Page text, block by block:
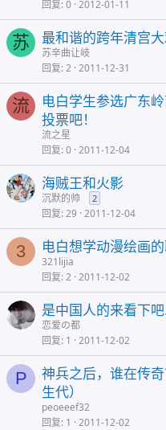
回复 0 2012-01-11
苏 最和谐的跨年清宫
苏辛曲让岐
回复 2 2011-12-31
流
电白学生参选广东
投票吧！
流之星
回复 0 2011-12-04
海贼王和火影
沉默的帅 2
回复 29 2011-12-04
3 电白想学动漫绘画
321lijia
回复 2 2011-12-02
是中国人的来看下
恋爱の都
回复 1 2011-12-02
P
神兵之后，谁在传
生代）
peoeeef32
回复 1 2011-12-02